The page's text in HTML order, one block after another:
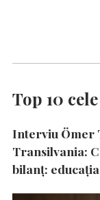
Top 10
Interviu Ömer
Transilvania:
bilanț: